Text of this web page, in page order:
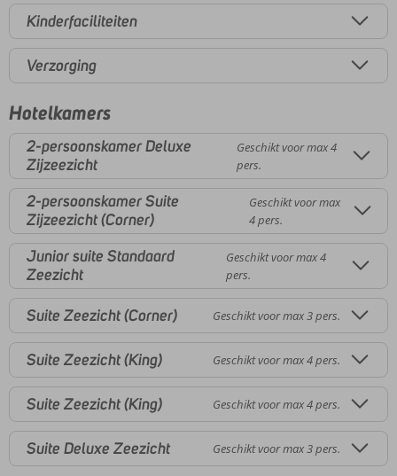
Kinderfaciliteiten
Verzorging
Hotelkamers
2-persoonskamer Deluxe
Zijzeezicht
Geschikt voor max 4
pers.
2-persoonskamer Suite
Zijzeezicht (Corner)
Geschikt voor max
4 pers.
Junior suite Standaard
Zeezicht
Geschikt voor max 4
pers.
Suite Zeezicht (Corner) Geschikt voor max 3 pers.
Suite Zeezicht (King) Geschikt voor max 4 pers.
Suite Zeezicht (King) Geschikt voor max 4 pers.
Suite Deluxe Zeezicht Geschikt voor max 3 pers.